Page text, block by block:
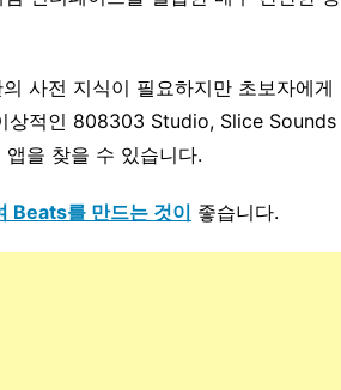
사전 지식이 필요하지만 초보자에게
상적인 808303 Studio, Slice Sounds
을 찾을 수 있습니다.
Beats를 만드는 것이 좋습니다.